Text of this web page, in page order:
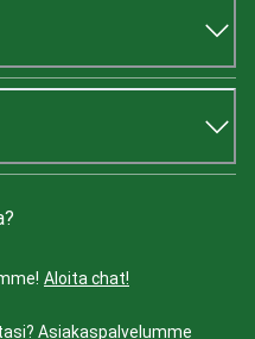
Aloita chat!
Asiakaspalvelumme